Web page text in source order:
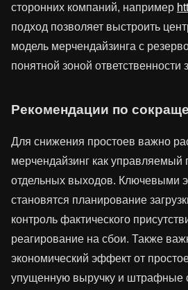
сторонних компаний, например
подход позволяет выстроить
модель мерчендайзинга с
понятной зоной ответственности
Рекомендации по
Для снижения простоев важно
мерчендайзинг как управляемый
отдельных выходов. Ключевыми
становятся планирование
контроль фактического
реагирование на сбои. Также
экономический эффект от
упущенную выручку и штрафные